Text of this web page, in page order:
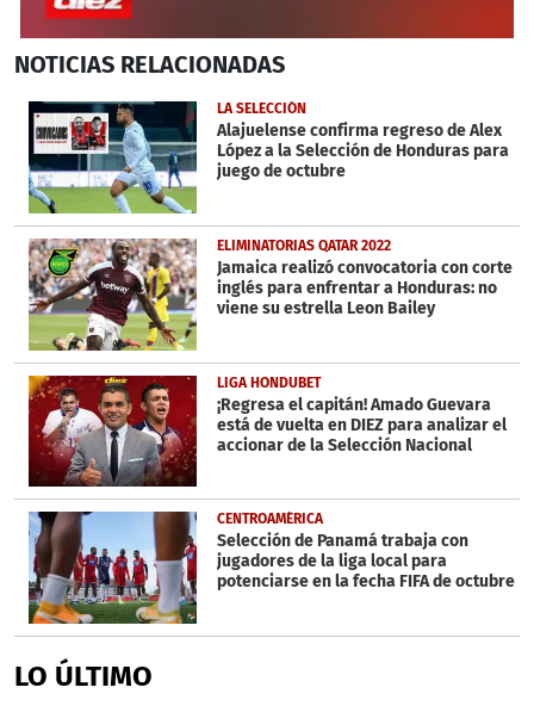
seconds
6
minutes,
46
seconds
NOTICIAS RELACIONADAS
LA SELECCIÓN
Alajuelense confirma regreso de Alex
López a la Selección de Honduras para
juego de octubre
ELIMINATORIAS QATAR 2022
Jamaica realizó convocatoria con corte
inglés para enfrentar a Honduras: no
viene su estrella Leon Bailey
LIGA HONDUBET
¡Regresa el capitán! Amado Guevara
está de vuelta en DIEZ para analizar el
accionar de la Selección Nacional
CENTROAMÉRICA
Selección de Panamá trabaja con
jugadores de la liga local para
potenciarse en la fecha FIFA de octubre
LO ÚLTIMO